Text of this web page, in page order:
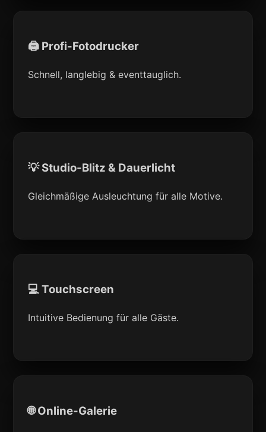
🖨 Profi-Fotodrucker
Schnell, langlebig & eventtauglich.
💡 Studio-Blitz & Dauerlicht
Gleichmäßige Ausleuchtung für alle Motive.
💻 Touchscreen
Intuitive Bedienung für alle Gäste.
🌐 Online-Galerie